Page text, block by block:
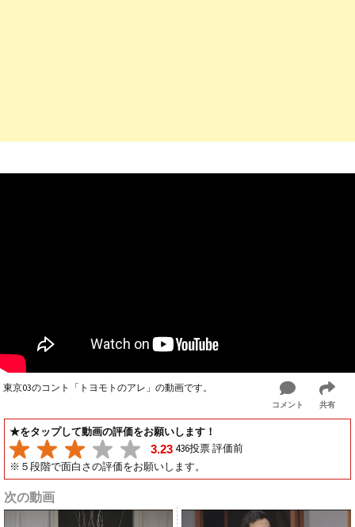
東京03のコント「トヨモトのアレ」の動画です。
コメント 共有
★をタップして動画の評価をお願いします！
3.23436投票 評価前
※５段階で面白さの評価をお願いします。
次の動画